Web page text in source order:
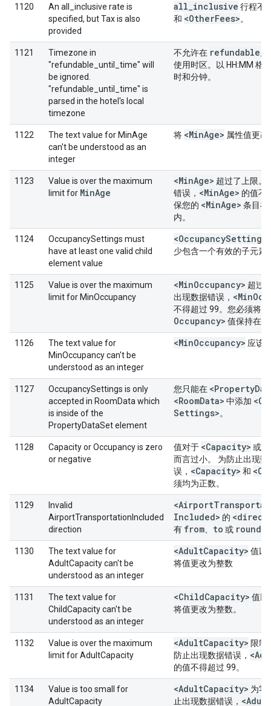
1120
An all_inclusive rate is
specified, but Tax is also
provided
all inclusive 行程不
和 <OtherFees>。
1121
Timezone in
"refundable_until_time" will
be ignored.
"refundable_until_time" is
parsed in the hotel's local
timezone
不允许在 refundable
使用时区。以 HH:MM 格
时和分钟。
1122
The text value for MinAge
can't be understood as an
integer
将 <MinAge> 属性值更
1123
Value is over the maximum
limit for MinAge
<MinAge> 超过了上限。
错误， <MinAge> 的值不
保您的 <MinAge> 条目在
内。
1124
OccupancySettings must
have at least one valid child
element value
<OccupancySettings>
少包含一个有效的子元素
1125
Value is over the maximum
limit for MinOccupancy
<MinOccupancy> 超过
出现数据错误， <Min
不得超过 99。您必须将
Occupancy> 值保持在
1126
The text value for
MinOccupancy can't be
understood as an integer
<MinOccupancy> 应该
1127
OccupancySettings is only
accepted in RoomData which
is inside of the
PropertyDataSet element
您只能在 <Property
<RoomData> 中添加
Settings>。
1128
Capacity or Occupancy is zero
or negative
值对于 <Capacity> 或
而言过小。 为防止出现数
误， <Capacity> 和
须均为正数。
1129
Invalid
AirportTransportationIncluded
direction
<Airport
Included> 的
有 from to 或 round
1130
The text value for
AdultCapacity can't be
understood as an integer
<AdultCapacity> 值以
将值更改为整数
1131
The text value for
ChildCapacity can't be
understood as an integer
<ChildCapacity> 值以
将值更改为整数。
1132
Value is over the maximum
limit for AdultCapacity
<AdultCapacity> 限制
防止出现数据错误，
的值不得超过 99。
1134
Value is too small for
AdultCapacity
<AdultCapacity> 为零
止出现数据错误， <Adult